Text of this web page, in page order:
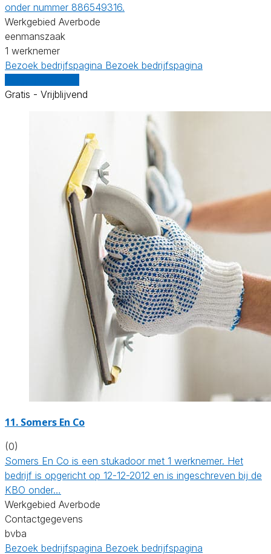
onder nummer 886549316.
Werkgebied Averbode
eenmanszaak
1 werknemer
Bezoek bedrijfspagina Bezoek bedrijfspagina
Gratis - Vrijblijvend
11. Somers En Co
(0)
Somers En Co is een stukadoor met 1 werknemer. Het
bedrijf is opgericht op 12-12-2012 en is ingeschreven bij de
KBO onder…
Werkgebied Averbode
Contactgegevens
bvba
Bezoek bedrijfspagina Bezoek bedrijfspagina